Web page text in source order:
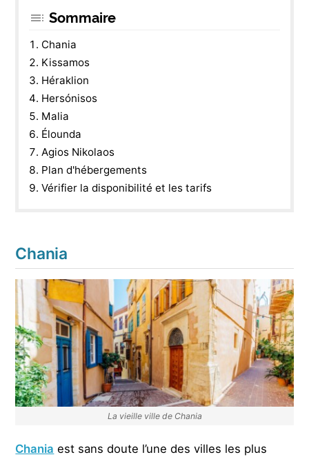
Sommaire
Chania
Kissamos
Héraklion
Hersónisos
Malia
Élounda
Agios Nikolaos
Plan d'hébergements
Vérifier la disponibilité et les tarifs
Chania
La vieille ville de Chania
Chania est sans doute l’une des villes les plus